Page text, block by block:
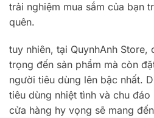
trải nghiệm mua sắm của bạn
quên.
tuy nhiên, tại QuynhAnh
trọng đến sản phẩm mà còn
người tiêu dùng lên bậc nhất.
tiêu dùng nhiệt tình và chu
cửa hàng hy vọng sẽ mang